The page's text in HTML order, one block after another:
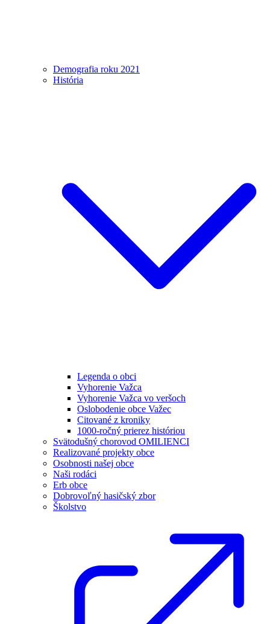
Demografia roku 2021
História
Legenda o obci
Vyhorenie Važca
Vyhorenie Važca vo veršoch
Oslobodenie obce Važec
Citované z kroniky
1000-ročný prierez históriou
Svätodušný chorovod OMILIENCI
Realizované projekty obce
Osobnosti našej obce
Naši rodáci
Erb obce
Dobrovoľný hasičský zbor
Školstvo